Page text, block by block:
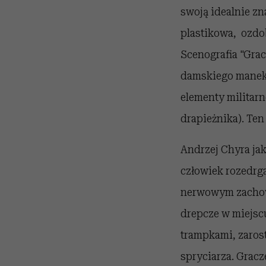
swoją idealnie
plastikowa,
Scenografia
damskiego
elementy
drapieżnika).
Andrzej Chyra
człowiek
nerwowym
drepcze w
trampkami,
spryciarza.